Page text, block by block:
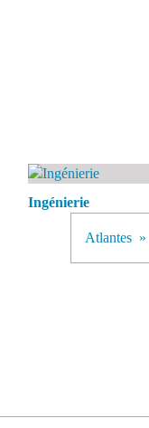
Ingénierie
Atlantes